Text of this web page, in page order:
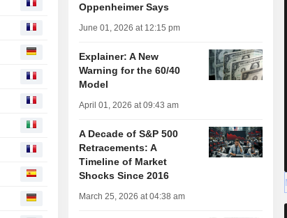
Oppenheimer Says
June 01, 2026 at 12:15 pm
Explainer: A New
Warning for the 60/40
Model
April 01, 2026 at 09:43 am
A Decade of S&P 500
Retracements: A
Timeline of Market
Shocks Since 2016
March 25, 2026 at 04:38 am